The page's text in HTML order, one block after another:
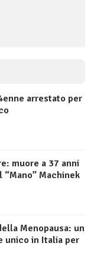
arrestato per
muore a 37 anni
Machinek
Menopausa: un
unico in Italia per